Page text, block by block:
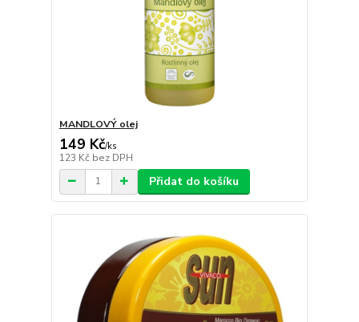
MANDLOVÝ olej
149 Kč/ks
123 Kč bez DPH
Přidat do košíku